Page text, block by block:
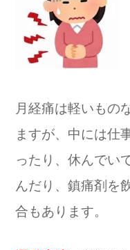
月経痛は軽いもの
ますが、中には仕
ったり、休んでい
んだり、鎮痛剤を
合もあります。